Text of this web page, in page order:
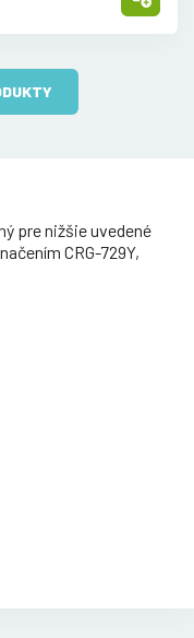
pre nižšie uvedené
CRG-729Y,